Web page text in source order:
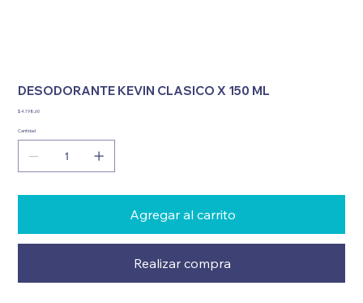
DESODORANTE KEVIN CLASICO X 150 ML
Precio
$ 4.198,60
Cantidad
Agregar al carrito
Realizar compra